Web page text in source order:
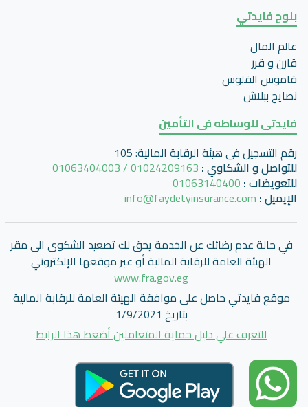
بلوج فايدتي
عالم المال
قارن و قرر
قاموس الفلوس
نصايح ببلاش
فايدتى للوساطه فى التأمين
رقم التسجيل فى هيئة الرقابة المالية:
105
للتواصل و الشكاوي:
01024209163 / 01063404003
للتعويضات:
01063140400
الإيميل:
info@faydetyinsurance.com
في حالة عدم رضائك عن الخدمة يحق لك تصعيد الشكوى الى مقر
الهيئة العامة للرقابة المالية أو عبر موقعها الإلكتروني
www.fra.gov.eg
موقع فايدتي حاصل على موافقة الهيئة العامة للرقابة المالية
بتاريخ 1/9/2021
للتعرف علي دليل حماية المتعاملين أضغط هذا الرابط